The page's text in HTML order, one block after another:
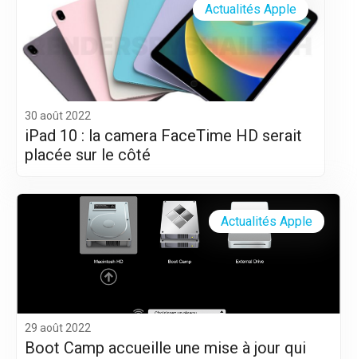
30 août 2022
iPad 10 : la camera FaceTime HD serait
placée sur le côté
Actualités Apple
29 août 2022
Boot Camp accueille une mise à jour qui
Actualités Apple